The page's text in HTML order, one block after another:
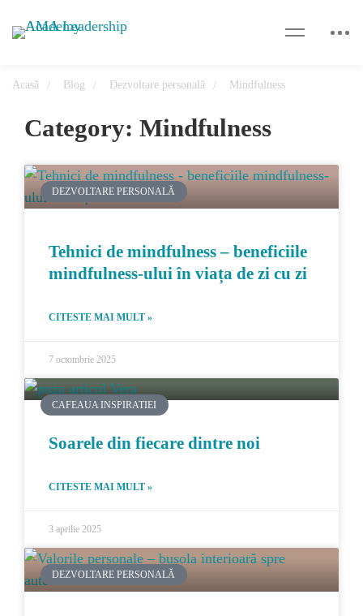
Acasă Blog Dezvoltare personală Mindfulness
Category: Mindfulness
DEZVOLTARE PERSONALĂ
Tehnici de mindfulness – beneficiile
mindfulness-ului în viața de zi cu zi
CITESTE MAI MULT »
7 octombrie 2025
CAFEAUA INSPIRATIEI
Soarele din fiecare dintre noi
CITESTE MAI MULT »
3 aprilie 2025
DEZVOLTARE PERSONALĂ